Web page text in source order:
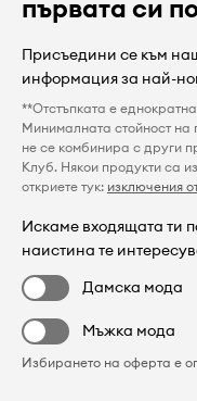
първата си
Присъедини се към
информация за най-
**Отстъпката е
Минималната стойност на
не се комбинира с други
Клуб. Някои продукти са
откриете тук: изключения
Искаме входящата ти
наистина те
Дамска мода
Мъжка мода
Избирането на оферта е